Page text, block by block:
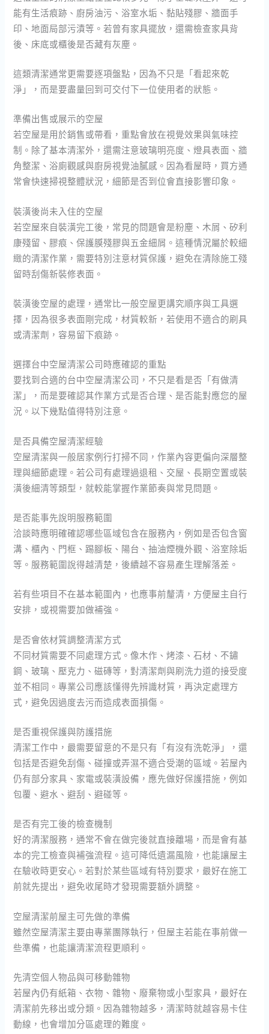
能有生活痕跡、廚房油污、浴室水垢、黏貼殘膠、牆面手
印、地面局部污漬等。若曾有家具擺放，還需檢查家具背
後、床底或櫃後是否藏有灰塵。
這類清潔通常更需要逐項盤點，因為不只是「看起來乾
淨」，而是要盡量回到可交付下一位使用者的狀態。
準備出售或展示的空屋
若空屋是用於銷售或帶看，重點會放在視覺效果與氣味控
制。除了基本清潔外，還需注意玻璃明亮度、燈具表面、牆
角整潔、浴廁觀感與廚房視覺油膩感。因為看屋時，買方通
常會快速掃視整體狀況，細節是否到位會直接影響印象。
裝潢後尚未入住的空屋
若空屋來自裝潢完工後，常見的問題會是粉塵、木屑、矽利
康殘留、膠痕、保護膜殘膠與五金細屑。這種情況屬於較細
緻的清潔作業，需要特別注意材質保護，避免在清除施工殘
留時刮傷新裝修表面。
裝潢後空屋的處理，通常比一般空屋更講究順序與工具選
擇，因為很多表面剛完成，材質較新，若使用不適合的刷具
或清潔劑，容易留下痕跡。
選擇台中空屋清潔公司時應確認的重點
要找到合適的台中空屋清潔公司，不只是看是否「有做清
潔」，而是要確認其作業方式是否合理、是否能對應您的屋
況。以下幾點值得特別注意。
是否具備空屋清潔經驗
空屋清潔與一般居家例行打掃不同，作業內容更偏向深層整
理與細節處理。若公司有處理過退租、交屋、長期空置或裝
潢後細清等類型，就較能掌握作業節奏與常見問題。
是否能事先說明服務範圍
洽談時應明確確認哪些區域包含在服務內，例如是否包含窗
溝、櫃內、門框、踢腳板、陽台、抽油煙機外觀、浴室除垢
等。服務範圍說得越清楚，後續越不容易產生理解落差。
若有些項目不在基本範圍內，也應事前釐清，方便屋主自行
安排，或視需要加做補強。
是否會依材質調整清潔方式
不同材質需要不同處理方式。像木作、烤漆、石材、不鏽
鋼、玻璃、壓克力、磁磚等，對清潔劑與刷洗力道的接受度
並不相同。專業公司應該懂得先辨識材質，再決定處理方
式，避免因過度去污而造成表面損傷。
是否重視保護與防護措施
清潔工作中，最需要留意的不是只有「有沒有洗乾淨」，還
包括是否避免刮傷、碰撞或弄濕不適合受潮的區域。若屋內
仍有部分家具、家電或裝潢設備，應先做好保護措施，例如
包覆、避水、避刮、避碰等。
是否有完工後的檢查機制
好的清潔服務，通常不會在做完後就直接離場，而是會有基
本的完工檢查與補強流程。這可降低遺漏風險，也能讓屋主
在驗收時更安心。若對於某些區域有特別要求，最好在施工
前就先提出，避免收尾時才發現需要額外調整。
空屋清潔前屋主可先做的準備
雖然空屋清潔主要由專業團隊執行，但屋主若能在事前做一
些準備，也能讓清潔流程更順利。
先清空個人物品與可移動雜物
若屋內仍有紙箱、衣物、雜物、廢棄物或小型家具，最好在
清潔前先移出或分類。因為雜物越多，清潔時就越容易卡住
動線，也會增加分區處理的難度。